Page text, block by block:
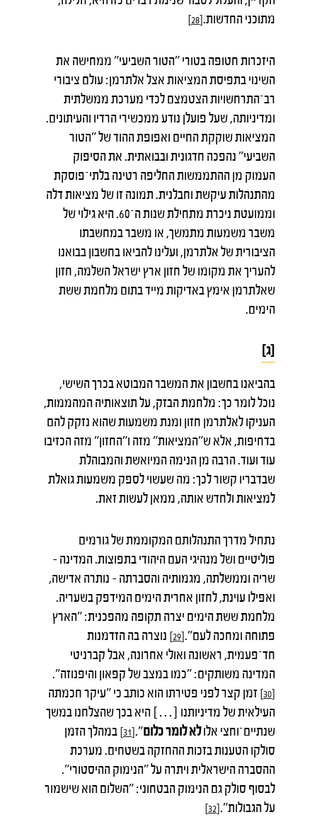
מתוכני החדשות.[28]
היזכרות חטופה בטורי "הטור השביעי" ממחישה את
השינוי בתפיסת המציאות אצל אלתרמן: עולם ציבורי
רב־התרחשויות הצטמצם לכדי מערכת ממשלתית
ומדיניותה, שעל פועלן נודע ממכשירי הרדיו והעיתונים.
המציאות שוקקת החיים ואפופת ההוד של "הטור
השביעי" נהפכה חדגונית ובבואתית. את הסיפוק
העמוק מן ההתממשות החליפה רטינה בלתי־פוסקת
מהתנהלות עיקשת וחבלנית. תמונה זו של מציאות דלה
וממועטת ניכרת מתחילת שנות ה־60. היא גילוי של
משבר משמעות מתמשך, או משבר במחשבתו
הציבורית של אלתרמן, ועלינו להביאו בחשבון בבואנו
להעריך את מקומו של חזון ארץ ישראל השלמה, חזון
שאלתרמן אימץ באדיקות מייד בתום מלחמת ששת
הימים.
[ג]
בהביאנו בחשבון את המשבר המבוטא בכרך השישי,
נוכל לומר כך: מלחמת הבזק, על תוצאותיה המהממות,
העניקו לאלתרמן חזון ומנת משמעות שהוא נזקק להם
בדחיפות, אלא ש"המציאות" מזה ו"החזון" מזה הכזיבו
עוד ועוד. הרבה מן הנימה המיואשת והמבוהלת
שבדבריו קשור לכך: מה שעשוי לספק משמעות גואלת
למציאות ולחדש אותה, ממאן לעשות זאת.
נתחיל מדרך התנהלותם המקוממת של גורמים
פוליטיים ושל מנהיגי העם היהודי בתפוצות. המדינה –
שריה וממשלתה, מגמותיה והסברתה – נותרה אדישה,
ואפילו עוינת, לחזון אחרית הימים המידפק בשעריה.
מלחמת ששת הימים יצרה תקופה מהפכנית: "הארץ
פתוחה ומחכה לעם".[29]
נוצרה בה הזדמנות
חד־פעמית, ראשונה ואולי אחרונה, אבל קברניטי
המדינה משותקים: "כמו במצב של קפאון והיפנוזה".
[30]
זמן קצר לפני פטירתו הוא כותב כי "עיקר חכמתה
העילאית של מדיניותנו […] היא בכך שהצלחנו במשך
שנתיים־וחצי אלולא לומר כלום".
[31]
במהלך הזמן
סולקו הטענות בזכות ההחזקה בשטחים. מערכת
ההסברה הישראלית ויתרה על "הנימוק ההיסטורי".
לבסוף סולק גם הנימוק הבטחוני: "השלום הוא שישמור
על הגבולות".[32]